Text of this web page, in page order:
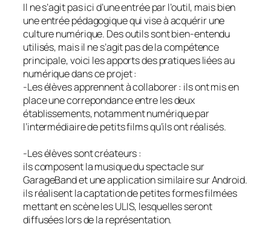
Il ne s’agit pas ici d’une entrée par l’outil, mais bien
une entrée pédagogique qui vise à acquérir une
culture numérique. Des outils sont bien-entendu
utilisés, mais il ne s’agit pas de la compétence
principale, voici les apports des pratiques liées au
numérique dans ce projet :
-Les élèves apprennent à collaborer : ils ont mis en
place une correpondance entre les deux
établissements, notamment numérique par
l’intermédiaire de petits films qu’ils ont réalisés.
-Les élèves sont créateurs :
ils composent la musique du spectacle sur
GarageBand et une application similaire sur Android.
ils réalisent la captation de petites formes filmées
mettant en scène les ULIS, lesquelles seront
diffusées lors de la représentation.